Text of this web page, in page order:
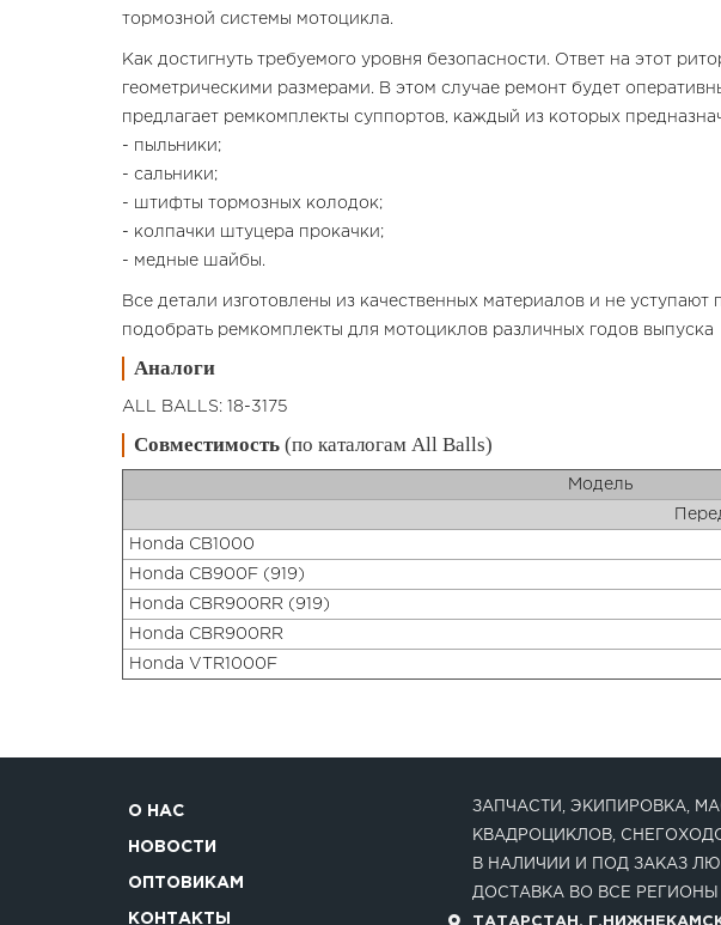
тормозной системы мотоцикла.
Как достигнуть требуемого уровня безопасности. Ответ на этот
геометрическими размерами. В этом случае ремонт будет
предлагает ремкомплекты суппортов, каждый из которых
- пыльники;
- сальники;
- штифты тормозных колодок;
- колпачки штуцера прокачки;
- медные шайбы.
Все детали изготовлены из качественных материалов и не
подобрать ремкомплекты для мотоциклов различных годов выпуска
Аналоги
ALL BALLS: 18-3175
Совместимость (по каталогам All Balls)
Модель
Honda CB1000
Honda CB900F (919)
Honda CBR900RR (919)
Honda CBR900RR
Honda VTR1000F
О НАС
НОВОСТИ
ОПТОВИКАМ
КОНТАКТЫ
ЗАПЧАСТИ, ЭКИПИРОВКА,
КВАДРОЦИКЛОВ,
В НАЛИЧИИ И ПОД ЗАКАЗ
ДОСТАВКА ВО ВСЕ
ТАТАРСТАН,